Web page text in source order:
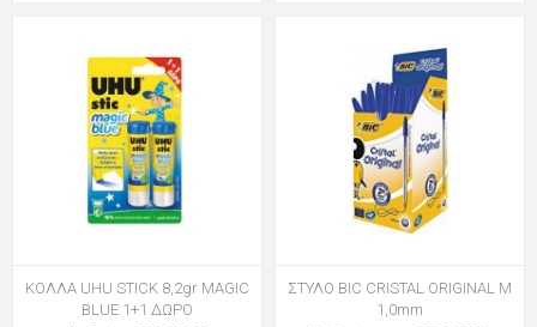
ΚΟΛΛΑ UHU STICK 8,2gr MAGIC
BLUE 1+1 ΔΩΡΟ
ΣΤΥΛΟ BIC CRISTAL ORIGINAL M
1,0mm